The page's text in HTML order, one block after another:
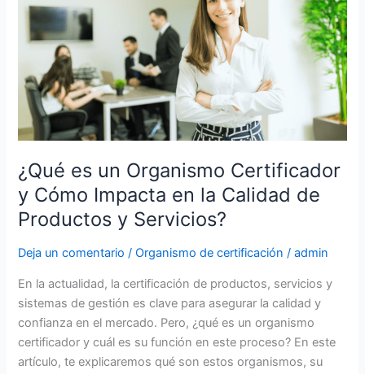
¿Qué es un Organismo Certificador
y Cómo Impacta en la Calidad de
Productos y Servicios?
Deja un comentario /Organismo de certificación /admin
En la actualidad, la certificación de productos, servicios y
sistemas de gestión es clave para asegurar la calidad y
confianza en el mercado. Pero, ¿qué es un organismo
certificador y cuál es su función en este proceso? En este
artículo, te explicaremos qué son estos organismos, su
Organismo
Certificador
Cómo
Impacta
en
Calidad
de
Productos
y
Servicios?